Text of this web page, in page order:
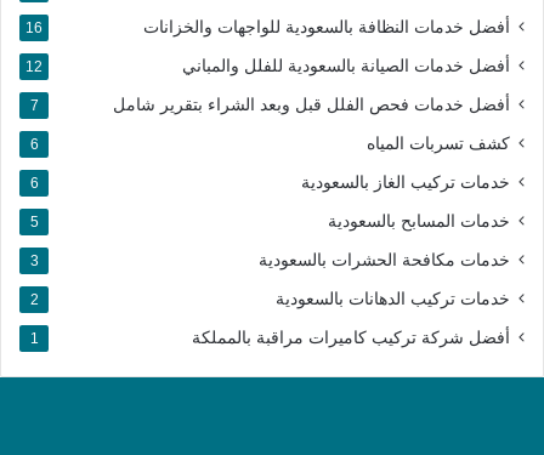
أفضل خدمات النظافة بالسعودية للواجهات والخزانات 16
أفضل خدمات الصيانة بالسعودية للفلل والمباني 12
أفضل خدمات فحص الفلل قبل وبعد الشراء بتقرير شامل 7
كشف تسربات المياه 6
خدمات تركيب الغاز بالسعودية 6
خدمات المسابح بالسعودية 5
خدمات مكافحة الحشرات بالسعودية 3
خدمات تركيب الدهانات بالسعودية 2
أفضل شركة تركيب كاميرات مراقبة بالمملكة​ 1